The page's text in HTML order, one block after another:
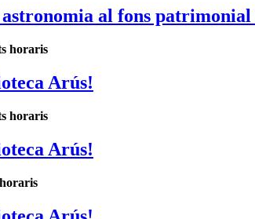
al fons
horaris
Arús!
horaris
Arús!